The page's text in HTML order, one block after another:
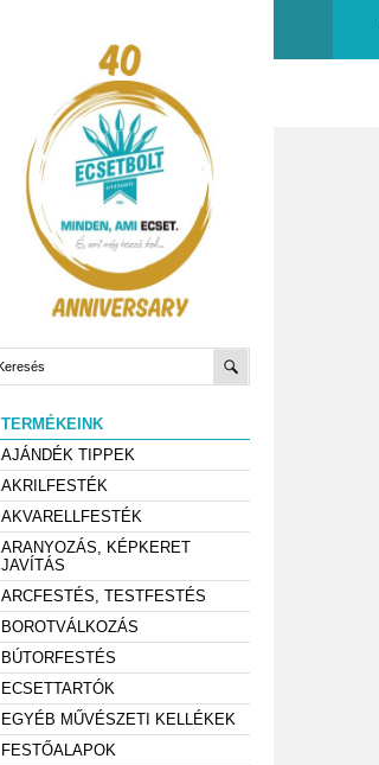
TERMÉKEINK
AJÁNDÉK TIPPEK
AKRILFESTÉK
AKVARELLFESTÉK
ARANYOZÁS, KÉPKERET
JAVÍTÁS
ARCFESTÉS, TESTFESTÉS
BOROTVÁLKOZÁS
BÚTORFESTÉS
ECSETTARTÓK
EGYÉB MŰVÉSZETI KELLÉKEK
FESTŐALAPOK